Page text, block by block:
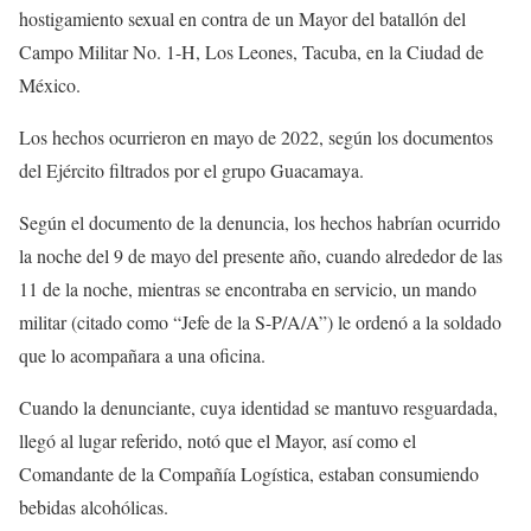
hostigamiento sexual en contra de un Mayor del batallón del
Campo Militar No. 1-H, Los Leones, Tacuba, en la Ciudad de
México.
Los hechos ocurrieron en mayo de 2022, según los documentos
del Ejército filtrados por el grupo Guacamaya.
Según el documento de la denuncia, los hechos habrían ocurrido
la noche del 9 de mayo del presente año, cuando alrededor de las
11 de la noche, mientras se encontraba en servicio, un mando
militar (citado como “Jefe de la S-P/A/A”) le ordenó a la soldado
que lo acompañara a una oficina.
Cuando la denunciante, cuya identidad se mantuvo resguardada,
llegó al lugar referido, notó que el Mayor, así como el
Comandante de la Compañía Logística, estaban consumiendo
bebidas alcohólicas.